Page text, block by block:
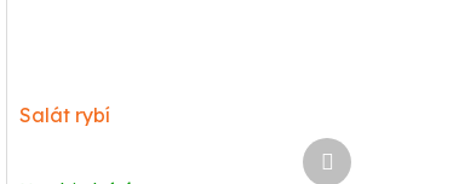
Salát rybí
Další
produkt